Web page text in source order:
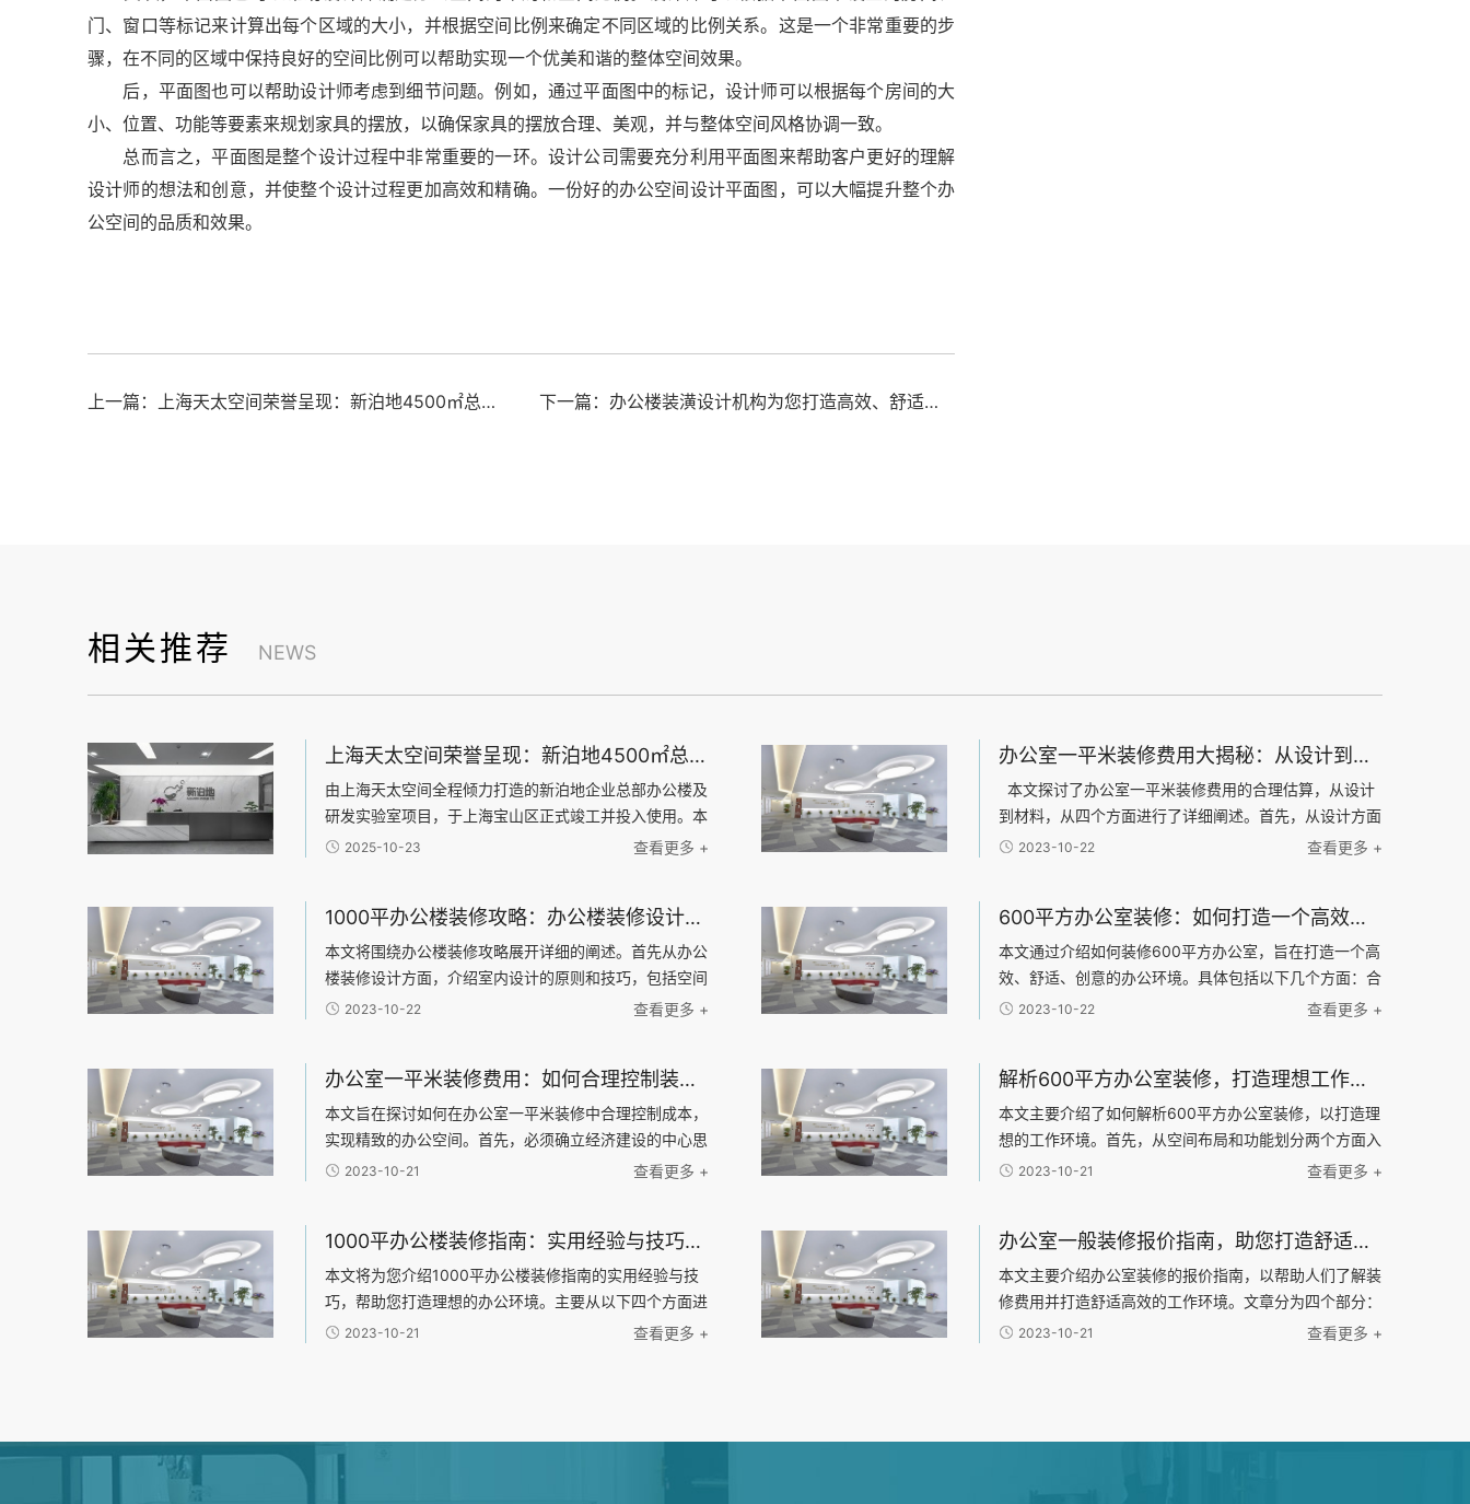
门、窗口等标记来计算出每个区域的大小，并根据空间比例来确定不同区域的比例关系。这是一个非常重要的步
骤，在不同的区域中保持良好的空间比例可以帮助实现一个优美和谐的整体空间效果。
后，平面图也可以帮助设计师考虑到细节问题。例如，通过平面图中的标记，设计师可以根据每个房间的大
小、位置、功能等要素来规划家具的摆放，以确保家具的摆放合理、美观，并与整体空间风格协调一致。
总而言之，平面图是整个设计过程中非常重要的一环。设计公司需要充分利用平面图来帮助客户更好的理解
设计师的想法和创意，并使整个设计过程更加高效和精确。一份好的办公空间设计平面图，可以大幅提升整个办
公空间的品质和效果。
上一篇：上海天太空间荣誉呈现：新泊地4500㎡总部科研办公一体化空间圆满交付 下一篇：办公楼装潢设计机构为您打造高效、舒适的办公环境
相关推荐 NEWS
上海天太空间荣誉呈现：新泊地4500㎡总部科研办公一体化空间圆满交付
由上海天太空间全程倾力打造的新泊地企业总部办公楼及
研发实验室项目，于上海宝山区正式竣工并投入使用。本
项目总面积达4500平方米，是天太空间在高新技术企业
技术企业的独特需求，天太空间设计团队以“专业、高
效、安全”为核心设计原则，精准规划空间架构。我们通
过清晰的动线与功能分区，实现了办公区与实验区的独立
与联动，既保障了研发环境的专业性与安全性，又极大地
2025-10-23 查看更多 +
办公室一平米装修费用大揭秘：从设计到材料，了解每一项费用的合理估算
本文探讨了办公室一平米装修费用的合理估算，从设计
到材料，从四个方面进行了详细阐述。首先，从设计方面
分析了办公室装修所需的设计费用，并介绍了不同设计风
2023-10-22 查看更多 +
1000平办公楼装修攻略：办公楼装修设计、材料选择与施工流程全指南
本文将围绕办公楼装修攻略展开详细的阐述。首先从办公
楼装修设计方面，介绍室内设计的原则和技巧，包括空间
布局、光线利用、色彩搭配等。然后，探讨办公楼装修材
2023-10-22 查看更多 +
600平方办公室装修：如何打造一个高效、舒适、创意的办公环境？
本文通过介绍如何装修600平方办公室，旨在打造一个高
效、舒适、创意的办公环境。具体包括以下几个方面：合
理布局、舒适家具、科技智能化和独特创意元素。合理布
2023-10-22 查看更多 +
办公室一平米装修费用：如何合理控制装修成本，实现精致办公空间的经济建设
本文旨在探讨如何在办公室一平米装修中合理控制成本，
实现精致的办公空间。首先，必须确立经济建设的中心思
想。其次，可以从四个方面入手：定制化设计、材料选
2023-10-21 查看更多 +
解析600平方办公室装修，打造理想工作环境的技巧与建议
本文主要介绍了如何解析600平方办公室装修，以打造理
想的工作环境。首先，从空间布局和功能划分两个方面入
手，分析了合理的办公室布局和不同功能区域的设计建
2023-10-21 查看更多 +
1000平办公楼装修指南：实用经验与技巧解密，帮助您打造理想的办公环境！
本文将为您介绍1000平办公楼装修指南的实用经验与技
巧，帮助您打造理想的办公环境。主要从以下四个方面进
行阐述：1、规划办公空间；2、选择合适的装修材料；
2023-10-21 查看更多 +
办公室一般装修报价指南，助您打造舒适高效的工作环境！
本文主要介绍办公室装修的报价指南，以帮助人们了解装
修费用并打造舒适高效的工作环境。文章分为四个部分：
首先是装修的基本费用，包括设计费、施工费和材料费
2023-10-21 查看更多 +